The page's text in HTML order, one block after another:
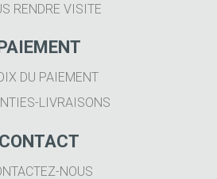
RENDRE VISITE
DU PAIEMENT
LIVRAISONS
CONTACT
NOUS